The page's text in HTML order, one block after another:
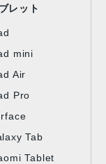
レット
mini
Air
Pro
Tab
Tablet